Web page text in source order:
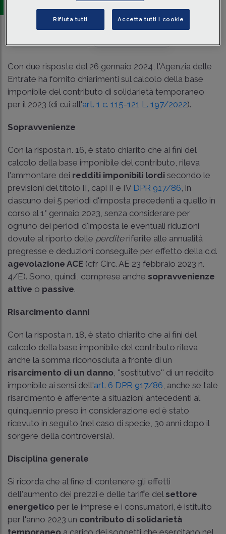
Con due risposte del 26 gennaio 2024, l'Agenzia delle
Entrate ha fornito chiarimenti sul calcolo della base
imponibile del contributo di solidarietà temporaneo
per il 2023 (di cui all'art. 1 c. 115-121 L. 197/2022).
Sopravvenienze
Con la risposta n. 16, è stato chiarito che ai fini del
calcolo della base imponibile del contributo, rileva
l'ammontare dei redditi imponibili lordi secondo le
previsioni del titolo II, capi II e IV DPR 917/86 , in
ciascuno dei 5 periodi d'imposta precedenti a quello in
corso al 1° gennaio 2023, senza considerare per
ognuno dei periodi d'imposta le eventuali riduzioni
dovute al riporto delle perditeriferite alle annualità
pregresse e deduzioni conseguite per effetto della c.d.
agevolazione ACE (cfr Circ. AE 23 febbraio 2023 n.
4/E). Sono, quindi, comprese anche sopravvenienze
attive o passive.
Risarcimento danni
Con la risposta n. 18, è stato chiarito che ai fini del
calcolo della base imponibile del contributo rileva
anche la somma riconosciuta a fronte di un
risarcimento di un danno , ''sostitutivo'' di un reddito
imponibile ai sensi dell'art. 6 DPR 917/86 , anche se tale
risarcimento è afferente a situazioni antecedenti al
quinquennio preso in considerazione ed è stato
ricevuto in seguito (nel caso di specie, 30 anni dopo il
sorgere della controversia).
Disciplina generale
Si ricorda che al fine di contenere gli effetti
dell'aumento dei prezzi e delle tariffe del settore
energetico per le imprese e i consumatori, è istituito
per l'anno 2023 un contributo di solidarietà
temporaneo a carico dei soggetti che esercitano nel
Rifiuta tutti Accetta tutti i cookie